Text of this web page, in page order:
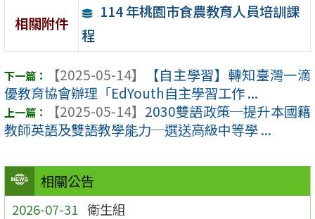
相關公告
2026-07-31 衛生組
相關附件
114 年桃園市食農教育人員培訓課
程
【2025-05-14】
【自主學習】轉知臺灣一滴
優教育協會辦理「EdYouth自主學習工作 ...
【2025-05-14】 2030雙語政策─提升本國籍
教師英語及雙語教學能力─選送高級中等學 ...